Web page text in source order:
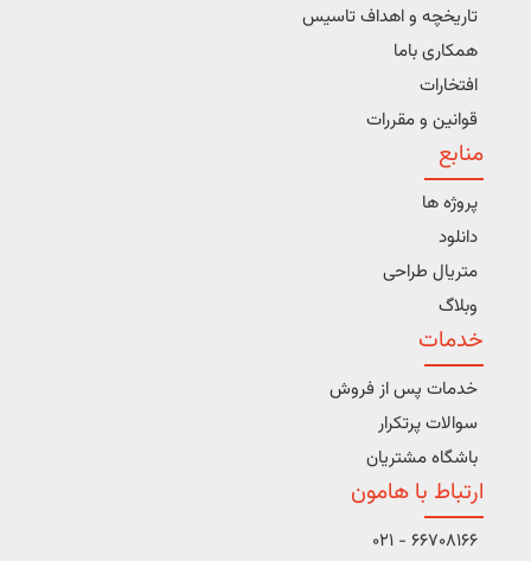
تاریخچه و اهداف تاسیس
همکاری باما
افتخارات
قوانین و مقررات
منابع
پروژه ها
دانلود
متریال طراحی
وبلاگ
خدمات
خدمات پس از فروش
سوالات پرتکرار
باشگاه مشتریان
ارتباط با هامون
66708166 - 021